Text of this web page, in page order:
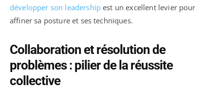
développer son leadership est un excellent levier pour
affiner sa posture et ses techniques.
Collaboration et résolution de
problèmes : pilier de la réussite
collective